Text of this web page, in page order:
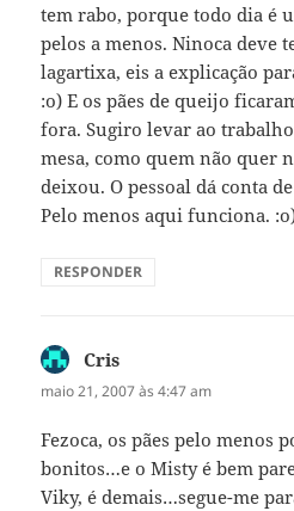
tem rabo, porque todo dia é
pelos a menos. Ninoca deve
lagartixa, eis a explicação
:o) E os pães de queijo
fora. Sugiro levar ao
mesa, como quem não quer
deixou. O pessoal dá conta
Pelo menos aqui funciona.
RESPONDER
Cris
maio 21, 2007 às 4:47 am
Fezoca, os pães pelo menos
bonitos…e o Misty é bem
Viky, é demais…segue-me